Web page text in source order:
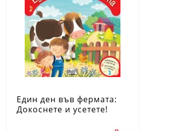
Един ден във фермата:
Докоснете и усетете!